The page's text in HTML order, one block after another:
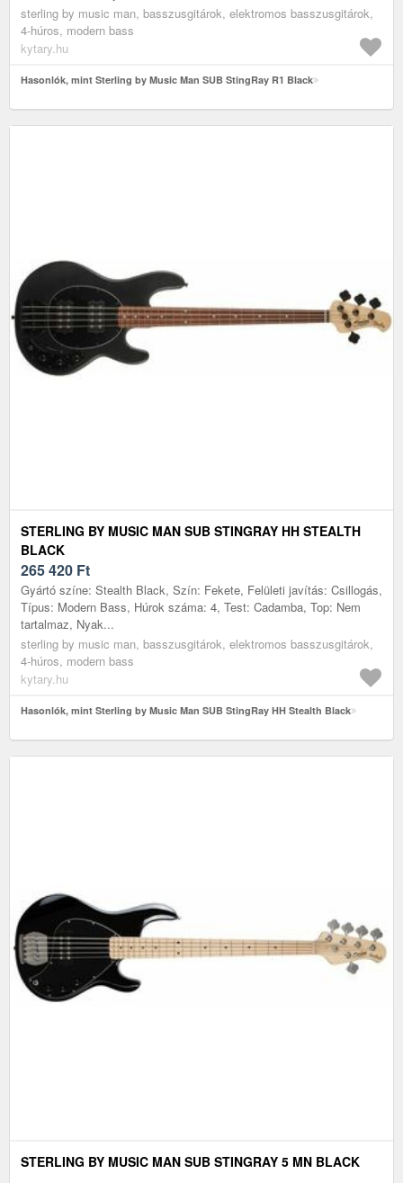
sterling by music man, basszusgitárok, elektromos basszusgitárok,
4-húros, modern bass
kytary.hu
Hasonlók, mint Sterling by Music Man SUB StingRay R1 Black
STERLING BY MUSIC MAN SUB STINGRAY HH STEALTH
BLACK
265 420 Ft
Gyártó színe: Stealth Black, Szín: Fekete, Felületi javítás: Csillogás,
Típus: Modern Bass, Húrok száma: 4, Test: Cadamba, Top: Nem
tartalmaz, Nyak...
sterling by music man, basszusgitárok, elektromos basszusgitárok,
4-húros, modern bass
kytary.hu
Hasonlók, mint Sterling by Music Man SUB StingRay HH Stealth Black
STERLING BY MUSIC MAN SUB STINGRAY 5 MN BLACK